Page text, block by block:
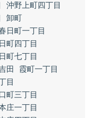
沖野上町四丁目
卸町
日町一丁目
町四丁目
町七丁目
田
霞町一丁目
目
町三丁目
庄一丁目